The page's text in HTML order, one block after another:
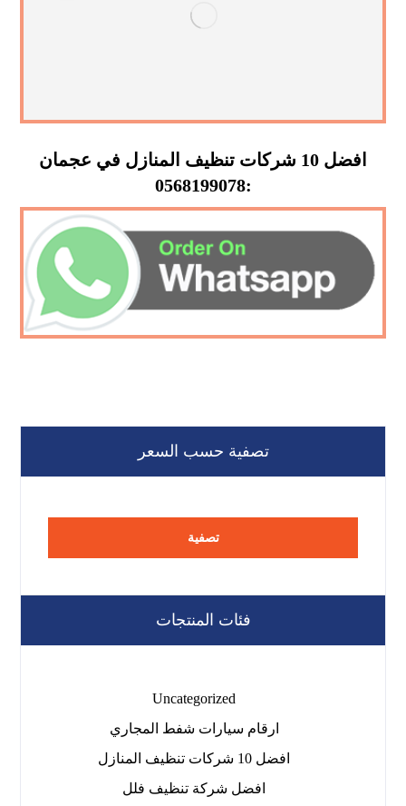
افضل 10 شركات تنظيف المنازل في عجمان
:0568199078
تصفية حسب السعر
تصفية
فئات المنتجات
Uncategorized
ارقام سيارات شفط المجاري
افضل 10 شركات تنظيف المنازل
افضل شركة تنظيف فلل